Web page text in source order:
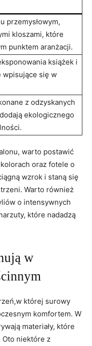
przemysłowym,
kloszami, które
punktem aranżacji.
książek i
wpisujące się w
z odzyskanych
ekologicznego
warto postawić
oraz fotele o
wzrok i staną się
Warto również
o intensywnych
które nadadzą
w
której surowy
komfortem. W
materiały, które
Oto niektóre z